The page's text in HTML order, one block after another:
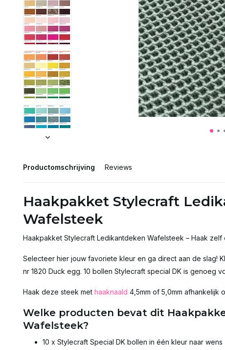
Productomschrijving Reviews
Haakpakket Stylecraft
Wafelsteek
Haakpakket Stylecraft Ledikantdeken Wafelsteek – Haak
Selecteer hier jouw favoriete kleur en ga direct aan de slag!
nr 1820 Duck egg. 10 bollen Stylecraft special DK is genoeg
Haak deze steek met haaknaald 4,5mm of 5,0mm afhankelijk
Welke producten bevat dit
Wafelsteek?
10 x Stylecraft Special DK bollen in één kleur naar wens